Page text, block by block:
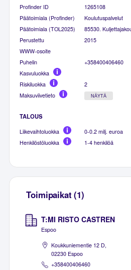
Profinder ID
1265108
Päätoimiala (Profinder)
Koulutuspalvelut
Päätoimiala (TOL2025)
85530.
Perustettu
2015
WWW-osoite
Puhelin
+358400406460
Kasvuluokka
Riskiluokka
2
Maksuviivetieto
NÄYTÄ
TALOUS
Liikevaihtoluokka
0-0.2 milj. euroa
Henkilöstöluokka
1-4 henkilöä
Toimipaikat (1)
T:MI RISTO CASTREN
Espoo
Koukkuniementie 12 D,
02230 Espoo
+358400406460